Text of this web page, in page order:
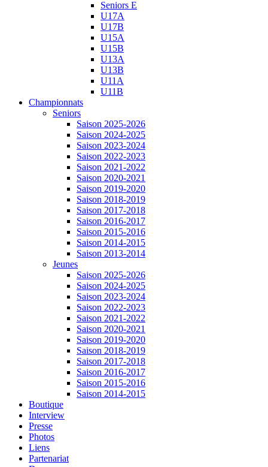
Seniors E
U17A
U17B
U15A
U15B
U13A
U13B
U11A
U11B
Championnats
Seniors
Saison 2025-2026
Saison 2024-2025
Saison 2023-2024
Saison 2022-2023
Saison 2021-2022
Saison 2020-2021
Saison 2019-2020
Saison 2018-2019
Saison 2017-2018
Saison 2016-2017
Saison 2015-2016
Saison 2014-2015
Saison 2013-2014
Jeunes
Saison 2025-2026
Saison 2024-2025
Saison 2023-2024
Saison 2022-2023
Saison 2021-2022
Saison 2020-2021
Saison 2019-2020
Saison 2018-2019
Saison 2017-2018
Saison 2016-2017
Saison 2015-2016
Saison 2014-2015
Boutique
Interview
Presse
Photos
Liens
Partenariat